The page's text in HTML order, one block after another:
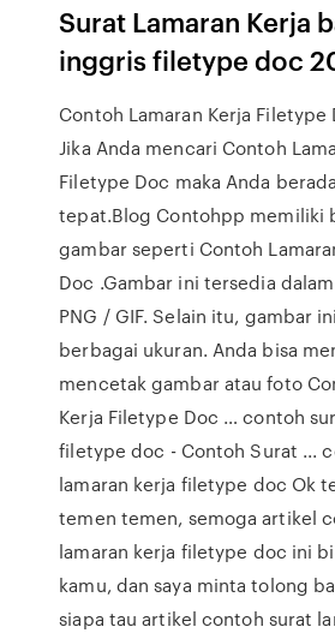
Surat Lamaran Kerja
inggris filetype doc
Contoh Lamaran Kerja Filetype
Jika Anda mencari Contoh
Filetype Doc maka Anda
tepat.Blog Contohpp memiliki
gambar seperti Contoh
Doc .Gambar ini tersedia
PNG / GIF. Selain itu, gambar
berbagai ukuran. Anda bisa
mencetak gambar atau foto
Kerja Filetype Doc … contoh
filetype doc - Contoh Surat ...
lamaran kerja filetype doc Ok
temen temen, semoga artikel
lamaran kerja filetype doc ini
kamu, dan saya minta tolong
siapa tau artikel contoh surat